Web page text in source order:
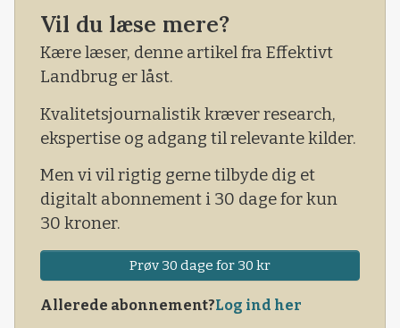
hvilket dermed var mere end det dobbelte af de
godt 200 tusinde tons hvede, der var forventet
afskibet ud af Amerika.
Vil du læse mere?
Kære læser, denne artikel fra Effektivt
Landbrug er låst.
Kvalitetsjournalistik kræver research,
ekspertise og adgang til relevante kilder.
Men vi vil rigtig gerne tilbyde dig et
digitalt abonnement i 30 dage for kun
30 kroner.
Prøv 30 dage for 30 kr
Allerede abonnement?Log ind her